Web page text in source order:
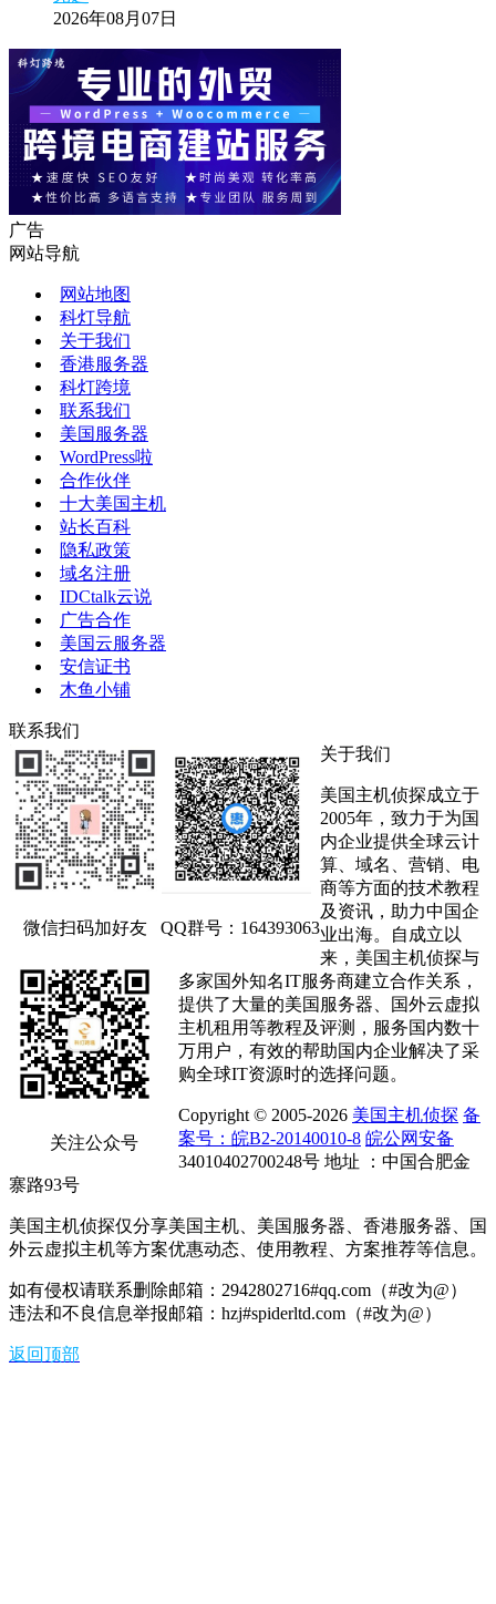
2026年08月07日
广告
网站导航
网站地图
科灯导航
关于我们
香港服务器
科灯跨境
联系我们
美国服务器
WordPress啦
合作伙伴
十大美国主机
站长百科
隐私政策
域名注册
IDCtalk云说
广告合作
美国云服务器
安信证书
木鱼小铺
联系我们
微信扫码加好友 QQ群号：164393063
关注公众号
关于我们
美国主机侦探成立于
2005年，致力于为国
内企业提供全球云计
算、域名、营销、电
商等方面的技术教程
及资讯，助力中国企
业出海。自成立以
来，美国主机侦探与
多家国外知名IT服务商建立合作关系，
提供了大量的美国服务器、国外云虚拟
主机租用等教程及评测，服务国内数十
万用户，有效的帮助国内企业解决了采
购全球IT资源时的选择问题。
Copyright © 2005-2026 美国主机侦探 备
案号：皖B2-20140010-8 皖公网安备
34010402700248号 地址 ：中国合肥金
寨路93号
美国主机侦探仅分享美国主机、美国服务器、香港服务器、国
外云虚拟主机等方案优惠动态、使用教程、方案推荐等信息。
如有侵权请联系删除邮箱：2942802716#qq.com（#改为@）
违法和不良信息举报邮箱：hzj#spiderltd.com（#改为@）
返回顶部